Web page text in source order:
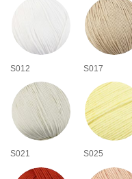
9.9/
S012 S017
S021 S025